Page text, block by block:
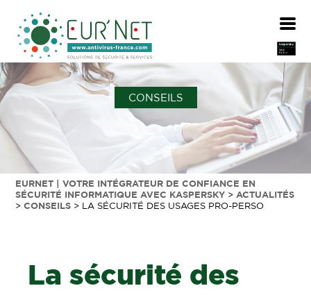
CONSEILS
EURNET | VOTRE INTÉGRATEUR DE CONFIANCE EN
SÉCURITÉ INFORMATIQUE AVEC KASPERSKY >ACTUALITÉS
>CONSEILS > LA SÉCURITÉ DES USAGES PRO-PERSO
La sécurité des